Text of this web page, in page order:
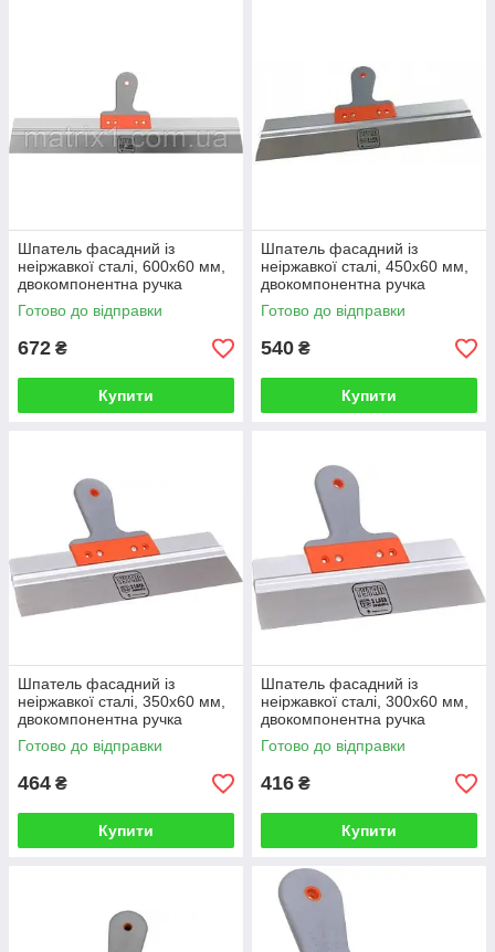
Шпатель фасадний із
неіржавкої сталі, 600x60 мм,
двокомпонентна ручка
TYTAN Польща
Готово до відправки
672 ₴
Купити
Шпатель фасадний із
неіржавкої сталі, 450x60 мм,
двокомпонентна ручка
TYTAN Польща
Готово до відправки
540 ₴
Купити
Шпатель фасадний із
неіржавкої сталі, 350x60 мм,
двокомпонентна ручка
TYTAN Польща
Готово до відправки
464 ₴
Купити
Шпатель фасадний із
неіржавкої сталі, 300x60 мм,
двокомпонентна ручка
TYTAN Польща
Готово до відправки
416 ₴
Купити